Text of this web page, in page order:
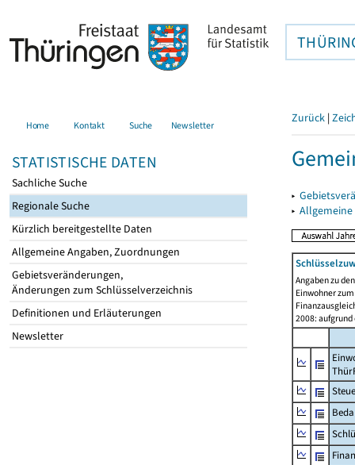
Home Kontakt Suche Newsletter
STATISTISCHE DATEN
Sachliche Suche
Regionale Suche
Kürzlich bereitgestellte Daten
Allgemeine Angaben, Zuordnungen
Gebietsveränderungen,
Änderungen zum Schlüsselverzeichnis
Definitionen und Erläuterungen
Newsletter
Zurück |
▸
▸
Angaben zu
Einwohner
2008: